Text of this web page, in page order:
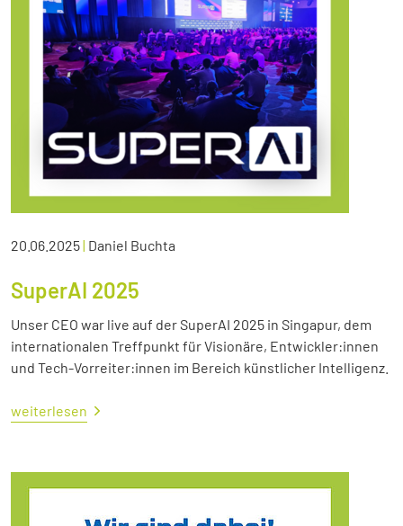
20.06.2025| Daniel Buchta
SuperAI 2025
Unser CEO war live auf der SuperAI 2025 in Singapur, dem
internationalen Treffpunkt für Visionäre, Entwickler:innen
und Tech-Vorreiter:innen im Bereich künstlicher Intelligenz.
weiterlesen